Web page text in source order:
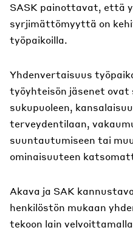
SASK painottavat, että
syrjimättömyyttä on
työpaikoilla.
Yhdenvertaisuus
työyhteisön jäsenet ovat
sukupuoleen,
terveydentilaan,
suuntautumiseen tai
ominaisuuteen
Akava ja SAK
henkilöstön mukaan
tekoon lain